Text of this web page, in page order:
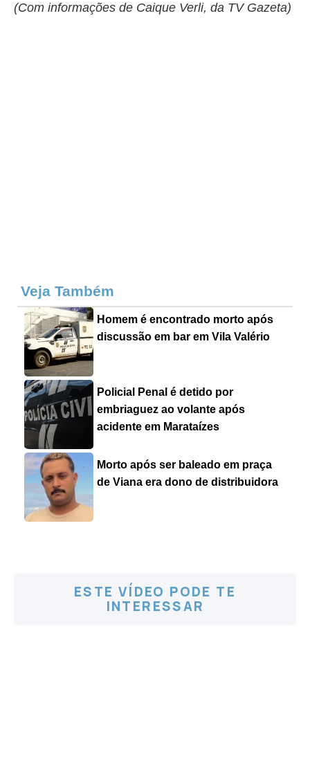
(Com informações de Caique Verli, da TV Gazeta)
Veja Também
Homem é encontrado morto após
discussão em bar em Vila Valério
Policial Penal é detido por
embriaguez ao volante após
acidente em Marataízes
Morto após ser baleado em praça
de Viana era dono de distribuidora
ESTE VÍDEO PODE TE
INTERESSAR